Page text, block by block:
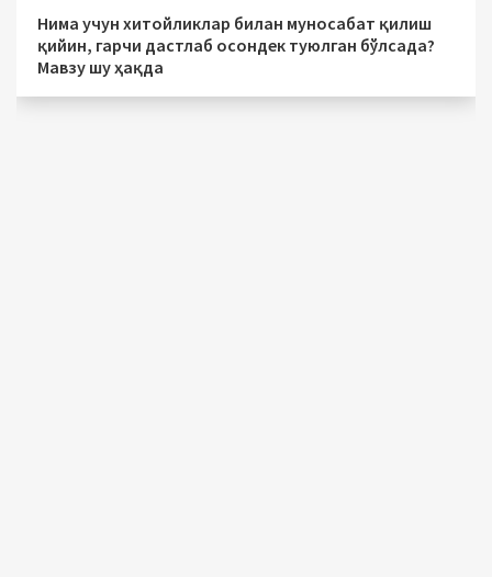
Нима учун хитойликлар билан муносабат қилиш
қийин, гарчи дастлаб осондек туюлган бўлсада?
Мавзу шу ҳақда